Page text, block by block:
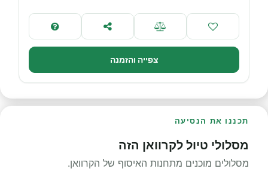
צפייה והזמנה
תכננו את הנסיעה
מסלולי טיול לקרוואן הזה
מסלולים מוכנים מתחנות האיסוף של הקרוואן.